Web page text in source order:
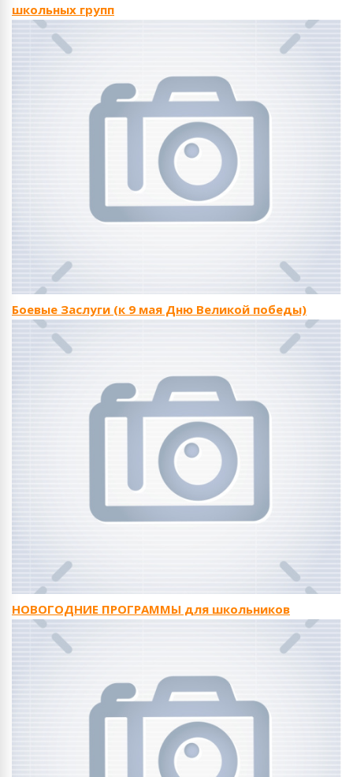
школьных групп
Боевые Заслуги (к 9 мая Дню Великой победы)
НОВОГОДНИЕ ПРОГРАММЫ для школьников